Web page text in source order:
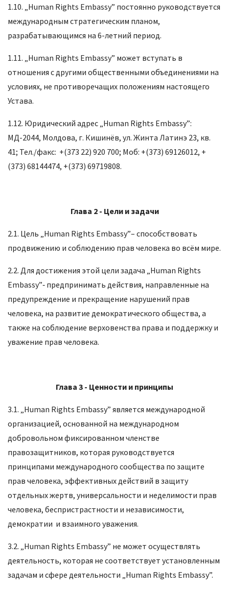
1.10. „Human Rights Embassy” постоянно руководствуется
международным стратегическим планом,
разрабатывающимся на 6-летний период.
1.11. „Human Rights Embassy” может вступать в
отношения с другими общественными объединениями на
условиях, не противоречащих положениям настоящего
Устава.
1.12. Юридический адрес „Human Rights Embassy”:
МД-2044, Молдова, г. Кишинёв, ул. Жинта Латинэ 23, кв.
41; Тел./факс: +(373 22) 920 700; Моб: +(373) 69126012, +
(373) 68144474, +(373) 69719808.
Глава 2 - Цели и задачи
2.1. Цель „Human Rights Embassy”– способствовать
продвижению и соблюдению прав человека во всём мире.
2.2. Для достижения этой цели задача „Human Rights
Embassy”‑ предпринимать действия, направленные на
предупреждение и прекращение нарушений прав
человека, на развитие демократического общества, а
также на соблюдение верховенства права и поддержку и
уважение прав человека.
Глава 3 - Ценности и принципы
3.1. „Human Rights Embassy” является международной
организацией, основанной на международном
добровольном фиксированном членстве
правозащитников, которая руководствуется
принципами международного сообщества по защите
прав человека, эффективных действий в защиту
отдельных жертв, универсальности и неделимости прав
человека, беспристрастности и независимости,
демократии и взаимного уважения.
3.2. „Human Rights Embassy” не может осуществлять
деятельность, которая не соответствует установленным
задачам и сфере деятельности „Human Rights Embassy”.